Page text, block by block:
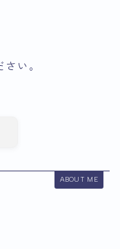
い。
ABOUT ME